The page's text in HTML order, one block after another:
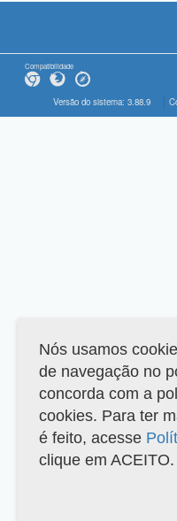
Compatibilidade
Versão do sistema: 3.88.9
Nós usamos
de navegação no
concorda com a
cookies. Para ter
é feito, acesse
clique em ACEITO.